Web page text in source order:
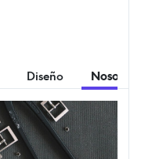
Diseño Nosotras